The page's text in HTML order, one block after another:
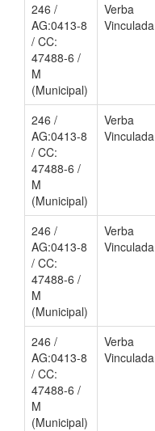
246 /
AG:0413-8
/ CC:
47488-6 /
M
(Municipal)
Verba
Vinculada
246 /
AG:0413-8
/ CC:
47488-6 /
M
(Municipal)
Verba
Vinculada
246 /
AG:0413-8
/ CC:
47488-6 /
M
(Municipal)
Verba
Vinculada
246 /
AG:0413-8
/ CC:
47488-6 /
M
(Municipal)
Verba
Vinculada